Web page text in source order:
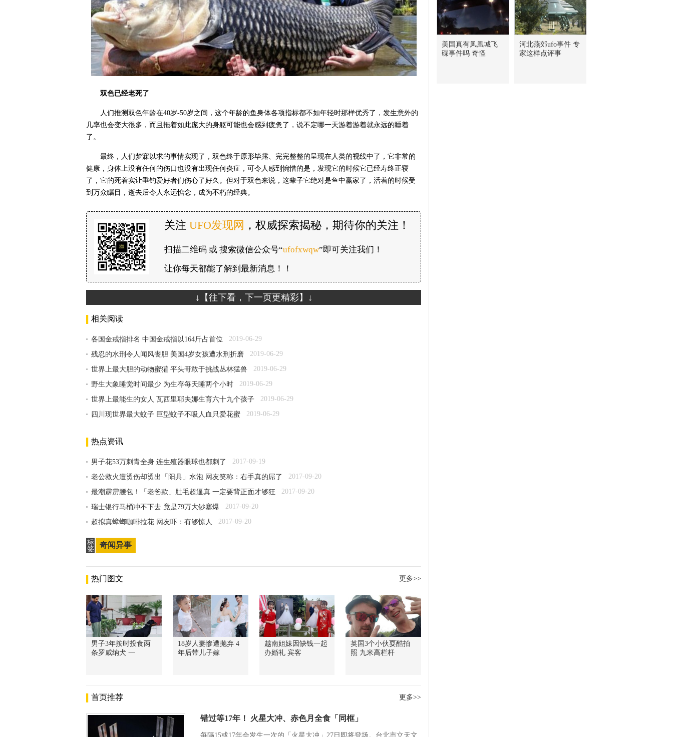
双色已经老死了
人们推测双色年龄在40岁-50岁之间，这个年龄的鱼身体各项指标都不如年轻时那样优秀了，发生意外的
几率也会变大很多，而且拖着如此庞大的身躯可能也会感到疲惫了，说不定哪一天游着游着就永远的睡着
了。
最终，人们梦寐以求的事情实现了，双色终于原形毕露、完完整整的呈现在人类的视线中了，它非常的
健康，身体上没有任何的伤口也没有出现任何炎症，可令人感到惋惜的是，发现它的时候它已经寿终正寝
了，它的死着实让垂钓爱好者们伤心了好久。但对于双色来说，这辈子它绝对是鱼中赢家了，活着的时候受
到万众瞩目，逝去后令人永远惦念，成为不朽的经典。
关注 UFO发现网 ，权威探索揭秘，期待你的关注！
扫描二维码 或 搜索微信公众号“ufofxwqw”即可关注我们！
让你每天都能了解到最新消息！！
↓【往下看，下一页更精彩】↓
相关阅读
各国金戒指排名 中国金戒指以164斤占首位 2019-06-29
残忍的水刑令人闻风丧胆 美国4岁女孩遭水刑折磨 2019-06-29
世界上最大胆的动物蜜獾 平头哥敢于挑战丛林猛兽 2019-06-29
野生大象睡觉时间最少 为生存每天睡两个小时 2019-06-29
世界上最能生的女人 瓦西里耶夫娜生育六十九个孩子 2019-06-29
四川现世界最大蚊子 巨型蚊子不吸人血只爱花蜜 2019-06-29
热点资讯
男子花53万刺青全身 连生殖器眼球也都刺了 2017-09-19
老公救火遭烫伤却烫出「阳具」水泡 网友笑称：右手真的屌了 2017-09-20
最潮霹雳腰包！「老爸款」肚毛超逼真 一定要背正面才够狂 2017-09-20
瑞士银行马桶冲不下去 竟是79万大钞塞爆 2017-09-20
超拟真蟑螂咖啡拉花 网友吓：有够惊人 2017-09-20
标
签
奇闻异事
热门图文 更多>>
男子3年按时投食两
条罗威纳犬 一
18岁人妻惨遭抛弃 4
年后带儿子嫁
越南姐妹因缺钱一起
办婚礼 宾客
英国3个小伙耍酷拍
照 九米高栏杆
首页推荐 更多>>
错过等17年！ 火星大冲、赤色月全食「同框」
每隔15或17年会发生一次的「火星大冲」27日即将登场。台北市立天文
美国真有凤凰城飞
碟事件吗 奇怪
河北燕郊ufo事件 专
家这样点评事